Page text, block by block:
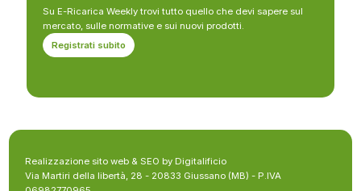
Su E-Ricarica Weekly trovi tutto quello che devi sapere sul
mercato, sulle normative e sui nuovi prodotti.
Registrati subito
Realizzazione sito web & SEO by Digitalificio
Via Martiri della libertà, 28 - 20833 Giussano (MB) - P.IVA